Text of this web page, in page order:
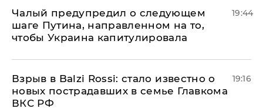
Чалый предупредил о следующем
шаге Путина, направленном на то,
чтобы Украина капитулировала
19:44
Взрыв в Balzi Rossi: стало известно о
новых пострадавших в семье Главкома
ВКС РФ
19:16